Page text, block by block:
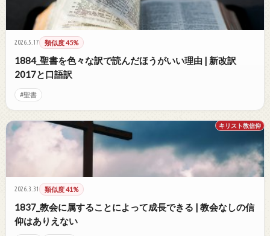
2026.5.17 類似度 45%
1884_聖書を色々な訳で読んだほうがいい理由 | 新改訳
2017と口語訳
#聖書
キリスト教信仰
2026.3.31 類似度 41%
1837_教会に属することによって成長できる | 教会なしの信
仰はありえない